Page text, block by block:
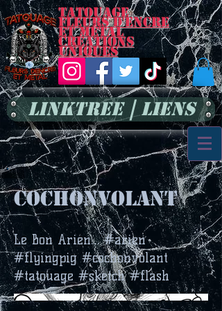
Tatouage
Fleurs d'encre
et métal
Créations
uniques
LinkTree | Liens
cochonvolant
Le Bon Arien… #arien
#flyingpig #cochonvolant
#tatouage #sketch #flash